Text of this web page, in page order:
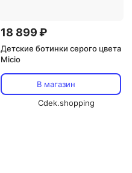
18 899 ₽
Детские ботинки серого цвета
Micio
В магазин
Cdek.shopping